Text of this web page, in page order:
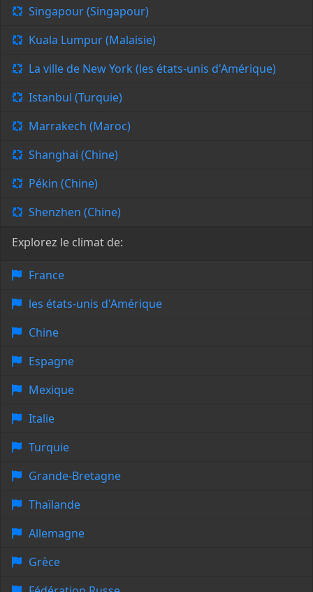
Singapour (Singapour)
Kuala Lumpur (Malaisie)
La ville de New York (les états-unis d'Amérique)
Istanbul (Turquie)
Marrakech (Maroc)
Shanghai (Chine)
Pékin (Chine)
Shenzhen (Chine)
Explorez le climat de:
France
les états-unis d'Amérique
Chine
Espagne
Mexique
Italie
Turquie
Grande-Bretagne
Thaïlande
Allemagne
Grèce